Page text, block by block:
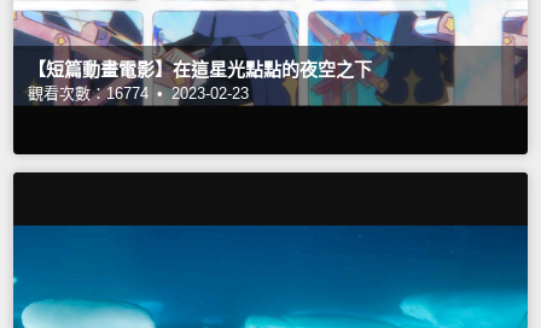
【短篇動畫電影】在這星光點點的夜空之下
觀看次數：16774 • 2023-02-23